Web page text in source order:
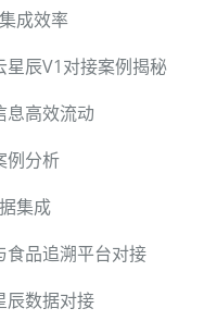
成效率
辰V1对接案例揭秘
息高效流动
例分析
集成
食品追溯平台对接
辰数据对接